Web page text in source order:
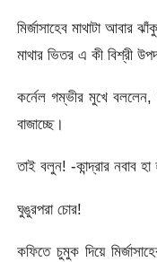
মির্জাসাহেব মাথাটা আবার
মাথার ভিতর এ কী বিশ্রী
কর্নেল গম্ভীর মুখে বললেন,
বাজাচ্ছে।
তাই বলুন! -কান্দ্রার নবাব
ঘুঙুরপরা চোর!
কফিতে চুমুক দিয়ে